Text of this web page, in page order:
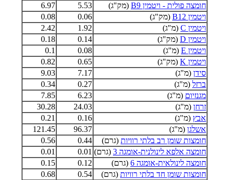
חומצה פולית - ויטמין B9
(מק"ג) 5.53
6.97
ויטמין B12
(מק"ג) 0.06
0.08
ויטמין C
(מ"ג) 1.92
2.42
ויטמין D
(מק"ג) 0.14
0.18
ויטמין E
(מ"ג) 0.08
0.1
ויטמין K
(מק"ג) 0.65
0.82
סידן (מ"ג) 7.17
9.03
ברזל (מ"ג) 0.27
0.34
מגנזיום (מ"ג) 6.23
7.85
זרחן (מ"ג) 24.03
30.28
אבץ (מ"ג) 0.16
0.21
אשלגן (מ"ג) 96.37
121.45
חומצות שומן רב בלתי רוויות (גרם) 0.44
0.56
חומצה אלפא לינולנית-אומגה 3
(גרם) 0.01
0.01
חומצה לינולאית-אומגה 6
(גרם) 0.12
0.15
חומצות שומן חד בלתי רוויות (גרם) 0.54
0.68